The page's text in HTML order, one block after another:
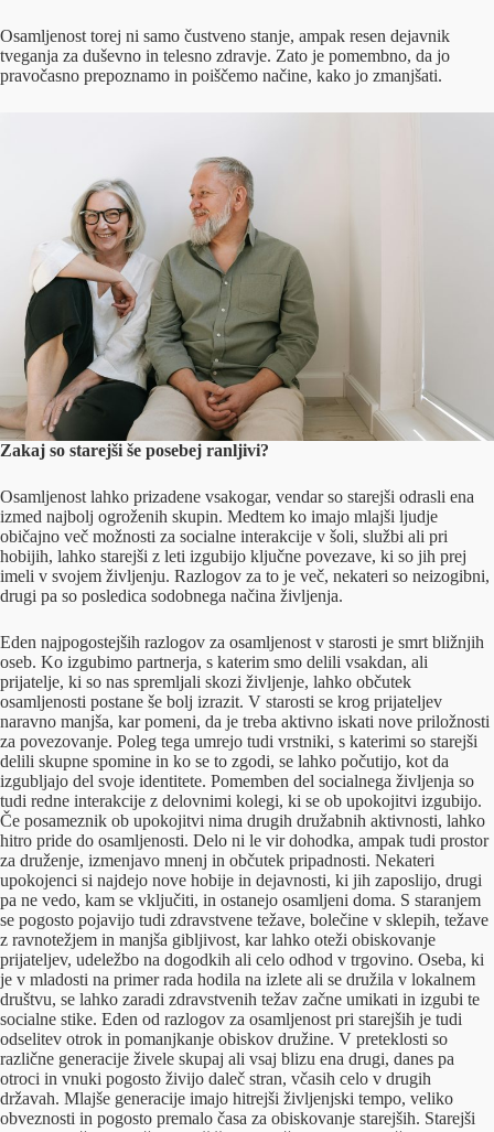
Osamljenost torej ni samo čustveno stanje, ampak resen dejavnik
tveganja za duševno in telesno zdravje. Zato je pomembno, da jo
pravočasno prepoznamo in poiščemo načine, kako jo zmanjšati.
Zakaj so starejši še posebej ranljivi?
Osamljenost lahko prizadene vsakogar, vendar so starejši odrasli ena
izmed najbolj ogroženih skupin. Medtem ko imajo mlajši ljudje
običajno več možnosti za socialne interakcije v šoli, službi ali pri
hobijih, lahko starejši z leti izgubijo ključne povezave, ki so jih prej
imeli v svojem življenju. Razlogov za to je več, nekateri so neizogibni,
drugi pa so posledica sodobnega načina življenja.
Eden najpogostejših razlogov za osamljenost v starosti je smrt bližnjih
oseb. Ko izgubimo partnerja, s katerim smo delili vsakdan, ali
prijatelje, ki so nas spremljali skozi življenje, lahko občutek
osamljenosti postane še bolj izrazit. V starosti se krog prijateljev
naravno manjša, kar pomeni, da je treba aktivno iskati nove priložnosti
za povezovanje. Poleg tega umrejo tudi vrstniki, s katerimi so starejši
delili skupne spomine in ko se to zgodi, se lahko počutijo, kot da
izgubljajo del svoje identitete. Pomemben del socialnega življenja so
tudi redne interakcije z delovnimi kolegi, ki se ob upokojitvi izgubijo.
Če posameznik ob upokojitvi nima drugih družabnih aktivnosti, lahko
hitro pride do osamljenosti. Delo ni le vir dohodka, ampak tudi prostor
za druženje, izmenjavo mnenj in občutek pripadnosti. Nekateri
upokojenci si najdejo nove hobije in dejavnosti, ki jih zaposlijo, drugi
pa ne vedo, kam se vključiti, in ostanejo osamljeni doma. S staranjem
se pogosto pojavijo tudi zdravstvene težave, bolečine v sklepih, težave
z ravnotežjem in manjša gibljivost, kar lahko oteži obiskovanje
prijateljev, udeležbo na dogodkih ali celo odhod v trgovino. Oseba, ki
je v mladosti na primer rada hodila na izlete ali se družila v lokalnem
društvu, se lahko zaradi zdravstvenih težav začne umikati in izgubi te
socialne stike. Eden od razlogov za osamljenost pri starejših je tudi
odselitev otrok in pomanjkanje obiskov družine. V preteklosti so
različne generacije živele skupaj ali vsaj blizu ena drugi, danes pa
otroci in vnuki pogosto živijo daleč stran, včasih celo v drugih
državah. Mlajše generacije imajo hitrejši življenjski tempo, veliko
obveznosti in pogosto premalo časa za obiskovanje starejših. Starejši